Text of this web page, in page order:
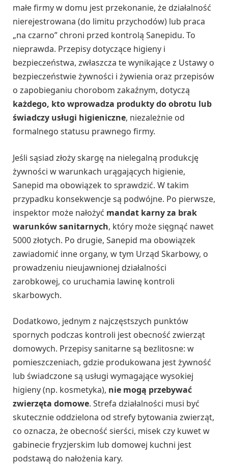
małe firmy w domu jest przekonanie, że działalność
nierejestrowana (do limitu przychodów) lub praca
„na czarno” chroni przed kontrolą Sanepidu. To
nieprawda. Przepisy dotyczące higieny i
bezpieczeństwa, zwłaszcza te wynikające z Ustawy o
bezpieczeństwie żywności i żywienia oraz przepisów
o zapobieganiu chorobom zakaźnym, dotyczą
każdego, kto wprowadza produkty do obrotu lub
świadczy usługi higieniczne, niezależnie od
formalnego statusu prawnego firmy.
Jeśli sąsiad złoży skargę na nielegalną produkcję
żywności w warunkach urągających higienie,
Sanepid ma obowiązek to sprawdzić. W takim
przypadku konsekwencje są podwójne. Po pierwsze,
inspektor może nałożyć mandat karny za brak
warunków sanitarnych, który może sięgnąć nawet
5000 złotych. Po drugie, Sanepid ma obowiązek
zawiadomić inne organy, w tym Urząd Skarbowy, o
prowadzeniu nieujawnionej działalności
zarobkowej, co uruchamia lawinę kontroli
skarbowych.
Dodatkowo, jednym z najczęstszych punktów
spornych podczas kontroli jest obecność zwierząt
domowych. Przepisy sanitarne są bezlitosne: w
pomieszczeniach, gdzie produkowana jest żywność
lub świadczone są usługi wymagające wysokiej
higieny (np. kosmetyka), nie mogą przebywać
zwierzęta domowe. Strefa działalności musi być
skutecznie oddzielona od strefy bytowania zwierząt,
co oznacza, że obecność sierści, misek czy kuwet w
gabinecie fryzjerskim lub domowej kuchni jest
podstawą do nałożenia kary.